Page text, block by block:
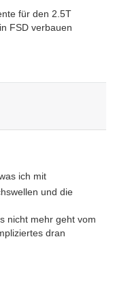
für den 2.5T
FSD verbauen
ich mit
und die
nicht mehr geht vom
dran